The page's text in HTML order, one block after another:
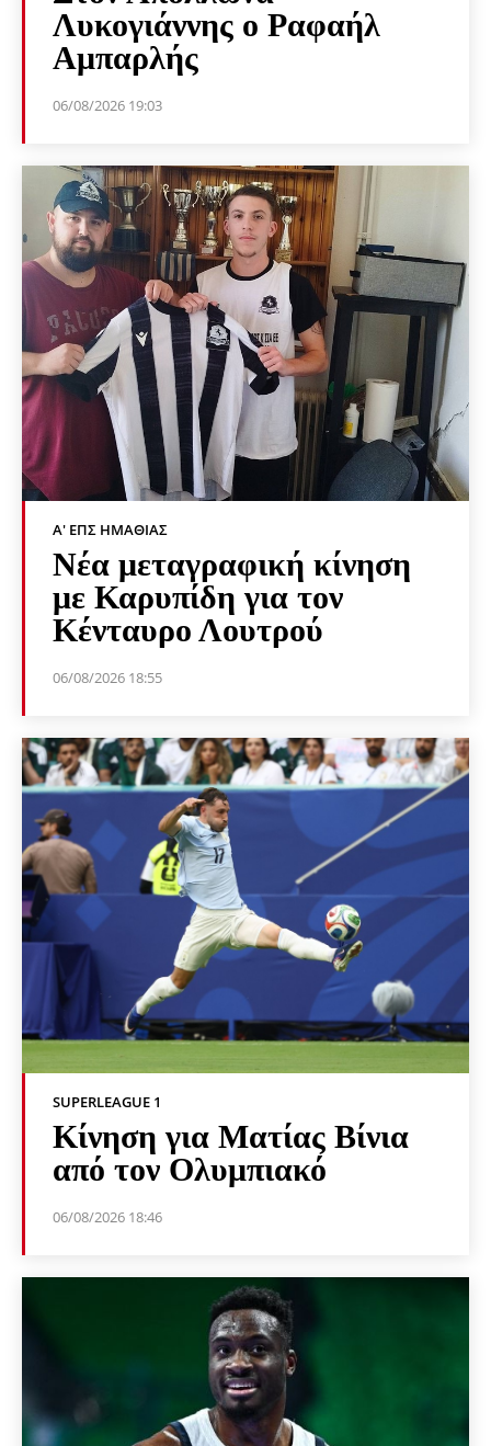
Λυκογιάννης ο Ραφαήλ
Αμπαρλής
06/08/2026 19:03
Α' ΕΠΣ ΗΜΑΘΊΑΣ
Νέα μεταγραφική κίνηση
με Καρυπίδη για τον
Κένταυρο Λουτρού
06/08/2026 18:55
SUPERLEAGUE 1
Κίνηση για Ματίας Βίνια
από τον Ολυμπιακό
06/08/2026 18:46